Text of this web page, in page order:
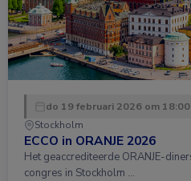
do 19 februari 2026 om
Stockholm
ECCO in ORANJE 2026
Het geaccrediteerde ORANJE-
congres in Stockholm …